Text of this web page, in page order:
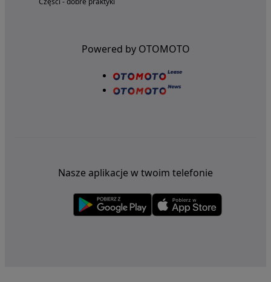
Powered by OTOMOTO
Nasze aplikacje w twoim telefonie